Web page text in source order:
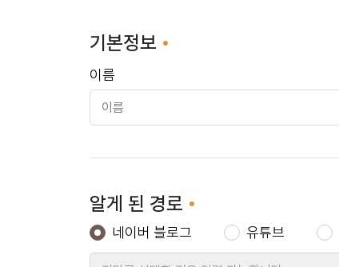
동작 보성펠리스
기본정보
이름
알게 된 경로
네이버 블로그 유튜브